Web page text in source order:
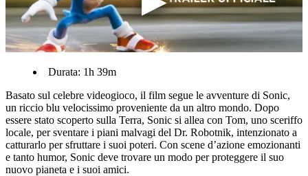
Durata: 1h 39m
Basato sul celebre videogioco, il film segue le avventure di Sonic,
un riccio blu velocissimo proveniente da un altro mondo. Dopo
essere stato scoperto sulla Terra, Sonic si allea con Tom, uno sceriffo
locale, per sventare i piani malvagi del Dr. Robotnik, intenzionato a
catturarlo per sfruttare i suoi poteri. Con scene d’azione emozionanti
e tanto humor, Sonic deve trovare un modo per proteggere il suo
nuovo pianeta e i suoi amici.